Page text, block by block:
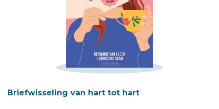
Briefwisseling van hart tot hart
Schrijf hieronder je review!